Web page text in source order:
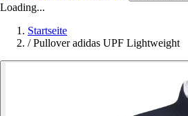
Loading...
Startseite
/ Pullover adidas UPF Lightweight